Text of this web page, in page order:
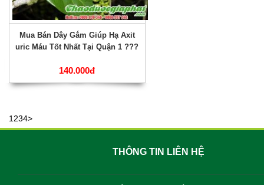
Mua Bán Dây Gắm Giúp Hạ Axit
uric Máu Tốt Nhất Tại Quận 1 ???
140.000đ
1 234>
THÔNG TIN LIÊN HỆ